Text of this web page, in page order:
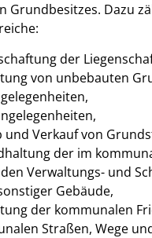
Grundbesitzes. Dazu
der
von unbebauten
und Verkauf von
der im
Verwaltungs- und
Gebäude,
der kommunalen
Straßen, Wege